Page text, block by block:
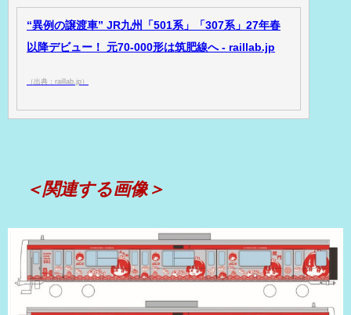
“異例の譲渡車” JR九州「501系」「307系」27年春
以降デビュー！ 元70-000形は筑肥線へ - raillab.jp
（出典：raillab.jp）
＜関連する画像＞